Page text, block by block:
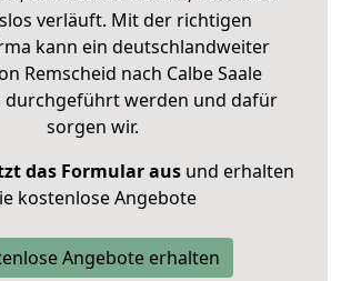
verläuft. Mit der richtigen
kann ein deutschlandweiter
Remscheid nach Calbe Saale
werden und dafür
sorgen wir.
das Formular ausund erhalten
kostenlose Angebote
Angebote erhalten